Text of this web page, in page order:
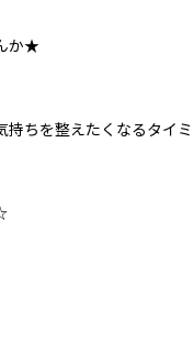
か★
ちを整えたくなるタイ